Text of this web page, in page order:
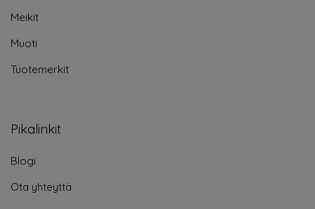
Meikit
Muoti
Tuotemerkit
Pikalinkit
Blogi
Ota yhteyttä